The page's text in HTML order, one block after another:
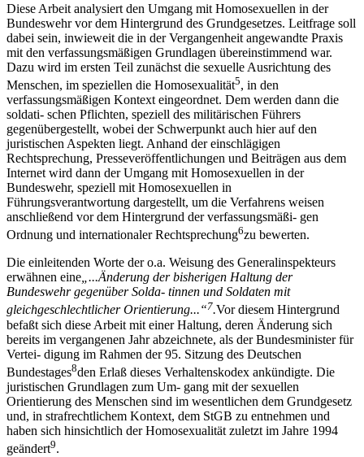
Diese Arbeit analysiert den Umgang mit Homosexuellen in der
Bundeswehr vor dem Hintergrund des Grundgesetzes. Leitfrage soll
dabei sein, inwieweit die in der Vergangenheit angewandte Praxis
mit den verfassungsmäßigen Grundlagen übereinstimmend war.
Dazu wird im ersten Teil zunächst die sexuelle Ausrichtung des
Menschen, im speziellen die Homosexualität5, in den
verfassungsmäßigen Kontext eingeordnet. Dem werden dann die
soldati- schen Pflichten, speziell des militärischen Führers
gegenübergestellt, wobei der Schwerpunkt auch hier auf den
juristischen Aspekten liegt. Anhand der einschlägigen
Rechtsprechung, Presseveröffentlichungen und Beiträgen aus dem
Internet wird dann der Umgang mit Homosexuellen in der
Bundeswehr, speziell mit Homosexuellen in
Führungsverantwortung dargestellt, um die Verfahrens weisen
anschließend vor dem Hintergrund der verfassungsmäßi- gen
Ordnung und internationaler Rechtsprechung6zu bewerten.
Die einleitenden Worte der o.a. Weisung des Generalinspekteurs
erwähnen eine ...Änderung der bisherigen Haltung der
Bundeswehr gegenüber Solda- tinnen und Soldaten mit
gleichgeschlechtlicher Orientierung...“7.Vor diesem Hintergrund
befaßt sich diese Arbeit mit einer Haltung, deren Änderung sich
bereits im vergangenen Jahr abzeichnete, als der Bundesminister für
Vertei- digung im Rahmen der 95. Sitzung des Deutschen
Bundestages8den Erlaß dieses Verhaltenskodex ankündigte. Die
juristischen Grundlagen zum Um- gang mit der sexuellen
Orientierung des Menschen sind im wesentlichen dem Grundgesetz
und, in strafrechtlichem Kontext, dem StGB zu entnehmen und
haben sich hinsichtlich der Homosexualität zuletzt im Jahre 1994
geändert9.